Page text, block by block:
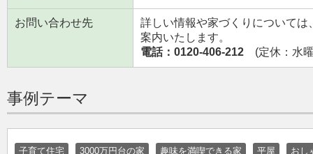
お問い合わせ先
詳しい情報や家づくりについて
案内いたします。
電話：0120-406-212 (定休：水
事例テーマ
子育て住宅 3000万円台の家 趣味を満喫できる家 平屋 おし